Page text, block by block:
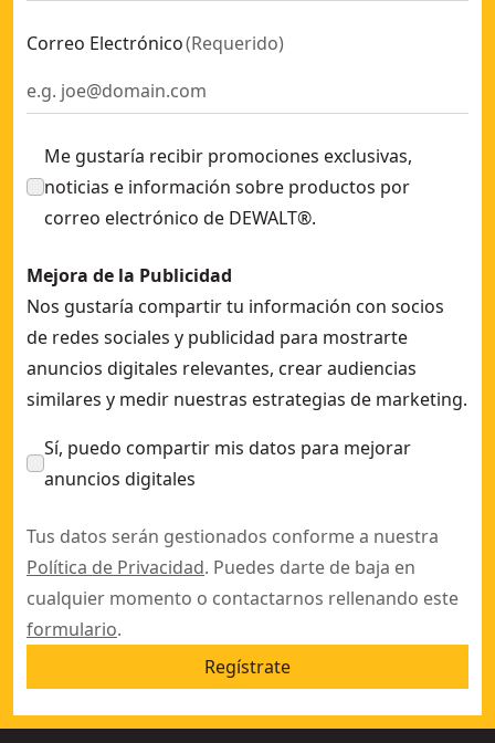
Correo Electrónico(Requerido)
Me gustaría recibir promociones exclusivas,
noticias e información sobre productos por
correo electrónico de DEWALT®.
Mejora de la Publicidad
Nos gustaría compartir tu información con socios
de redes sociales y publicidad para mostrarte
anuncios digitales relevantes, crear audiencias
similares y medir nuestras estrategias de marketing.
Sí, puedo compartir mis datos para mejorar
anuncios digitales
Tus datos serán gestionados conforme a nuestra
Política de Privacidad. Puedes darte de baja en
cualquier momento o contactarnos rellenando este
formulario.
Regístrate